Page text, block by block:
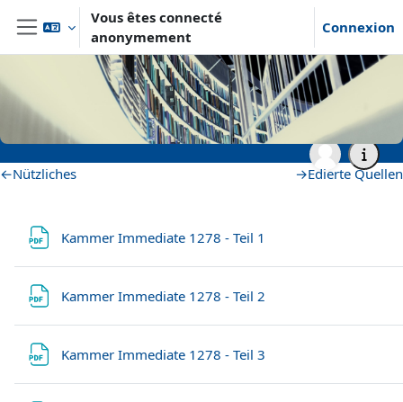
Passer au contenu principal
Panneau latéral
Vous êtes connecté
anonymement
Connexion
Archiv Wintersemester 2020/2021 Master- und Aufbaustudiengänge WS20_Schloss Friedenstein Gotha
Archivalien und
Transkriptionsregeln
Résumé de section
←Nützliches →Edierte Quellen
Kammer Immediate 1278 - Teil 1
Kammer Immediate 1278 - Teil 2
Kammer Immediate 1278 - Teil 3